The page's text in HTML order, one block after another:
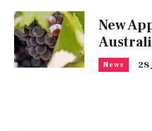
New
News 28